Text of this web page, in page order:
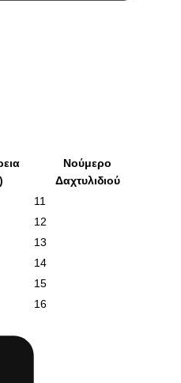
Νούμερο
Δαχτυλιδιού
11
12
13
14
15
16